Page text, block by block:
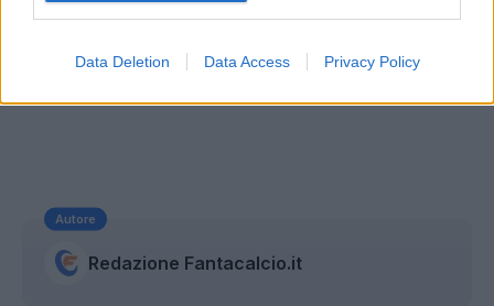
Data Deletion Data Access Privacy Policy
Autore
Redazione Fantacalcio.it